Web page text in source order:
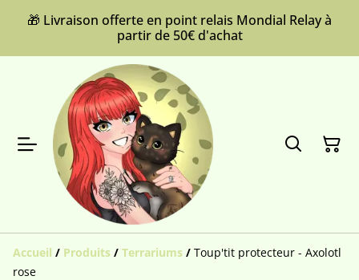
🎁 Livraison offerte en point relais Mondial Relay à
partir de 50€ d'achat
Accueil / Produits / Terrariums / Toup'tit protecteur - Axolotl
rose